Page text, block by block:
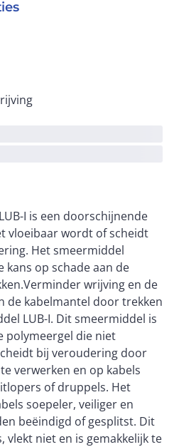
I is een doorschijnende
vloeibaar wordt of scheidt
Het smeermiddel
op schade aan de
wrijving en de
de kabelmantel door trekken
LUB-I. Dit smeermiddel is
polymeergel die niet
bij veroudering door
verwerken en op kabels
of druppels. Het
soepeler, veiliger en
beëindigd of gesplitst. Dit
vlekt niet en is gemakkelijk te